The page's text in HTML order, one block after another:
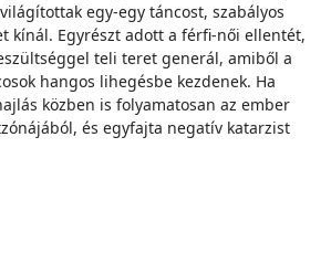
egy-egy táncost, szabályos
kínál. Egyrészt adott a férfi-női ellentét,
teli teret generál, amiből a
hangos lihegésbe kezdenek. Ha
közben is folyamatosan az ember
és egyfajta negatív katarzist